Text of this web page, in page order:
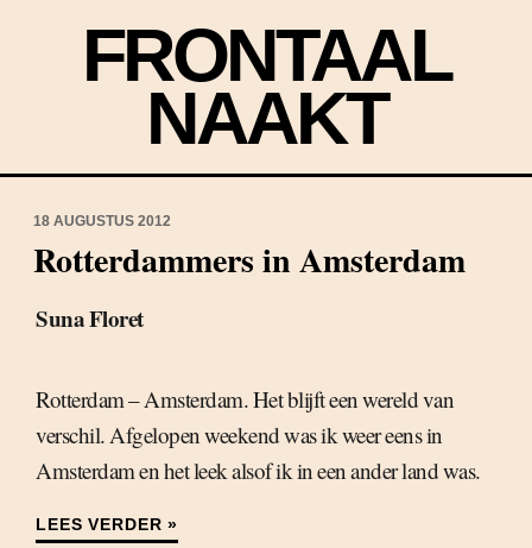
FRONTAAL
NAAKT
18 AUGUSTUS 2012
Rotterdammers in Amsterdam
Suna Floret
Rotterdam – Amsterdam. Het blijft een wereld van
verschil. Afgelopen weekend was ik weer eens in
Amsterdam en het leek alsof ik in een ander land was.
LEES VERDER »